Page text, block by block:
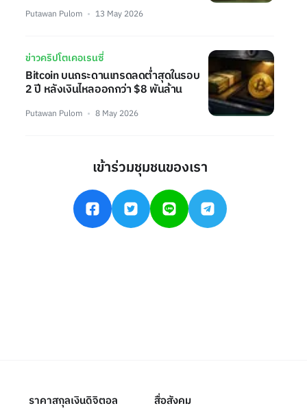
Putawan Pulom 13 May 2026
ข่าวคริปโตเคอเรนซี่
Bitcoin บนกระดานเทรดลดต่ำสุดในรอบ
2 ปี หลังเงินไหลออกกว่า $8 พันล้าน
Putawan Pulom 8 May 2026
เข้าร่วมชุมชนของเรา
ราคาสกุลเงินดิจิตอล สื่อสังคม